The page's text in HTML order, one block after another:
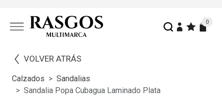
0
VOLVER ATRÁS
Calzados
Sandalias
Sandalia Popa Cubagua Laminado Plata